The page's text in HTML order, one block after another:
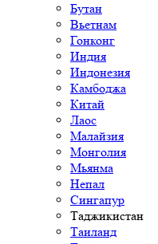
Бутан
Вьетнам
Гонконг
Индия
Индонезия
Камбоджа
Китай
Лаос
Малайзия
Монголия
Мьянма
Непал
Сингапур
Таджикистан
Таиланд